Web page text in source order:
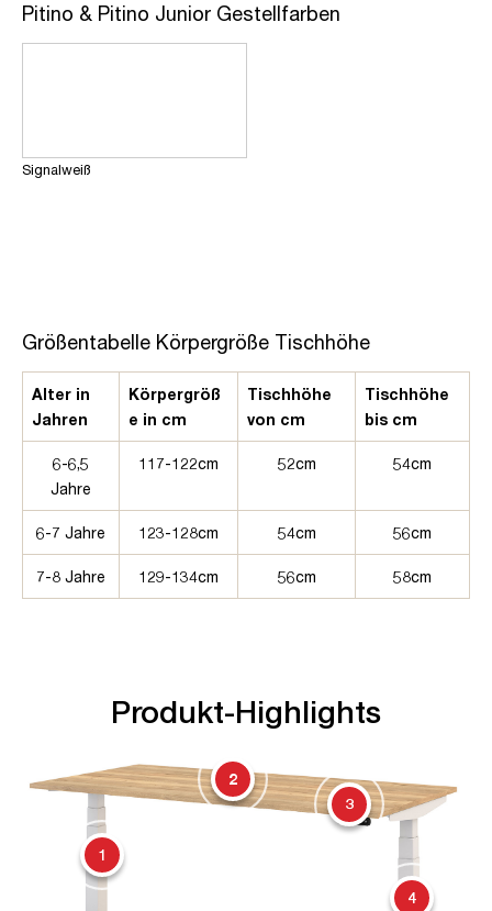
Pitino & Pitino Junior Gestellfarben
Signalweiß
Größentabelle Körpergröße Tischhöhe
Alter in
Jahren
Körpergröß
e in cm
Tischhöhe
von cm
Tischhöhe
bis cm
6-6,5
Jahre
117-122cm 52cm 54cm
6-7 Jahre 123-128cm 54cm 56cm
7-8 Jahre 129-134cm 56cm 58cm
Produkt-Highlights
1
2
3
4